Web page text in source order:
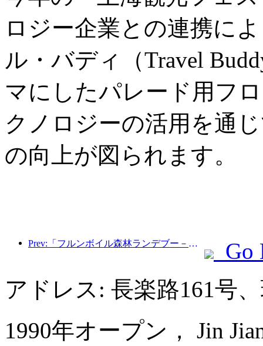
ロジー企業との連携に
ル・バディ（Travel
マにしたパレード用フ
クノロジーの活用を通
の向上が図られます。
Prev:「フルンボイル森林ランデブー－大興安嶺エクスプレス－星光列車－天一旅」観光列車が初運行を行った。
Go
アドレス: 長楽路161号
1990年オープン， Jin